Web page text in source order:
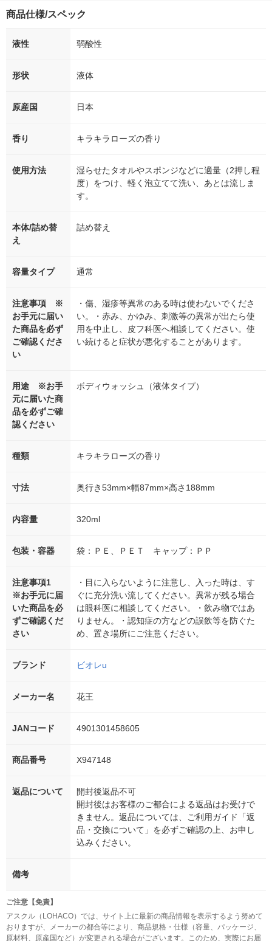
商品仕様/スペック
液性 弱酸性
形状 液体
原産国 日本
香り キラキラローズの香り
使用方法
湿らせたタオルやスポンジなどに適量（2押し程
度）をつけ、軽く泡立てて洗い、あとは流しま
す。
本体/詰め替
え
詰め替え
容量タイプ 通常
注意事項 ※
お手元に届い
た商品を必ず
ご確認くださ
い
・傷、湿疹等異常のある時は使わないでくださ
い。・赤み、かゆみ、刺激等の異常が出たら使
用を中止し、皮フ科医へ相談してください。使
い続けると症状が悪化することがあります。
用途 ※お手
元に届いた商
品を必ずご確
認ください
ボディウォッシュ（液体タイプ）
種類 キラキラローズの香り
寸法 奥行き53mm×幅87mm×高さ188mm
内容量 320ml
包装・容器 袋：ＰＥ、ＰＥＴ キャップ：ＰＰ
注意事項1
※お手元に届
いた商品を必
ずご確認くだ
さい
・目に入らないように注意し、入った時は、す
ぐに充分洗い流してください。異常が残る場合
は眼科医に相談してください。・飲み物ではあ
りません。・認知症の方などの誤飲等を防ぐた
め、置き場所にご注意ください。
ブランド ビオレu
メーカー名 花王
JANコード 4901301458605
商品番号 X947148
返品について
開封後返品不可
開封後はお客様のご都合による返品はお受けで
きません。返品については、ご利用ガイド「返
品・交換について」を必ずご確認の上、お申し
込みください。
備考
ご注意【免責】
アスクル（LOHACO）では、サイト上に最新の商品情報を表示するよう努めて
おりますが、メーカーの都合等により、商品規格・仕様（容量、パッケージ、
原材料、原産国など）が変更される場合がございます。このため、実際にお届